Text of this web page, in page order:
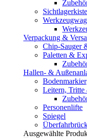
Verpackung &
Chip-Sauger
Paletten &
Hallen- &
Leitern, Tritte
Personenlifte
Spiegel
Ausgewählte